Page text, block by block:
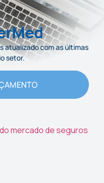
atualizado com as últimas
setor.